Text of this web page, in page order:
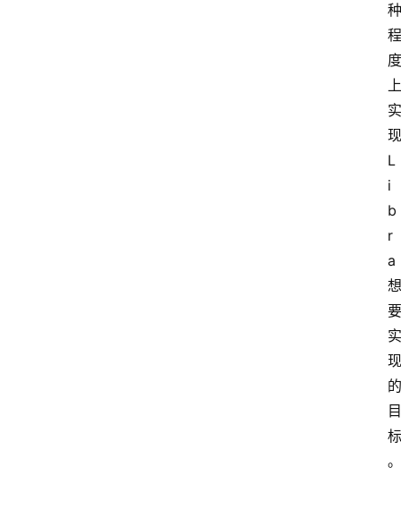
种
程
度
上
实
现
L
i
b
r
a
想
要
实
现
的
目
标
。